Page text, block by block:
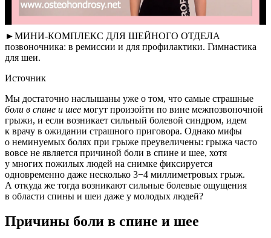
►МИНИ-КОМПЛЕКС ДЛЯ ШЕЙНОГО ОТДЕЛА
позвоночника: в ремиссии и для профилактики. Гимнастика
для шеи.
Источник
Мы достаточно наслышаны уже о том, что самые страшные
боли в спине и шее могут произойти по вине межпозвоночной
грыжи, и если возникает сильный болевой синдром, идем
к врачу в ожидании страшного приговора. Однако мифы
о неминуемых болях при грыже преувеличены: грыжа часто
вовсе не является причиной боли в спине и шее, хотя
у многих пожилых людей на снимке фиксируется
одновременно даже несколько 3−4 миллиметровых грыж.
А откуда же тогда возникают сильные болевые ощущения
в области спины и шеи даже у молодых людей?
Причины боли в спине и шее